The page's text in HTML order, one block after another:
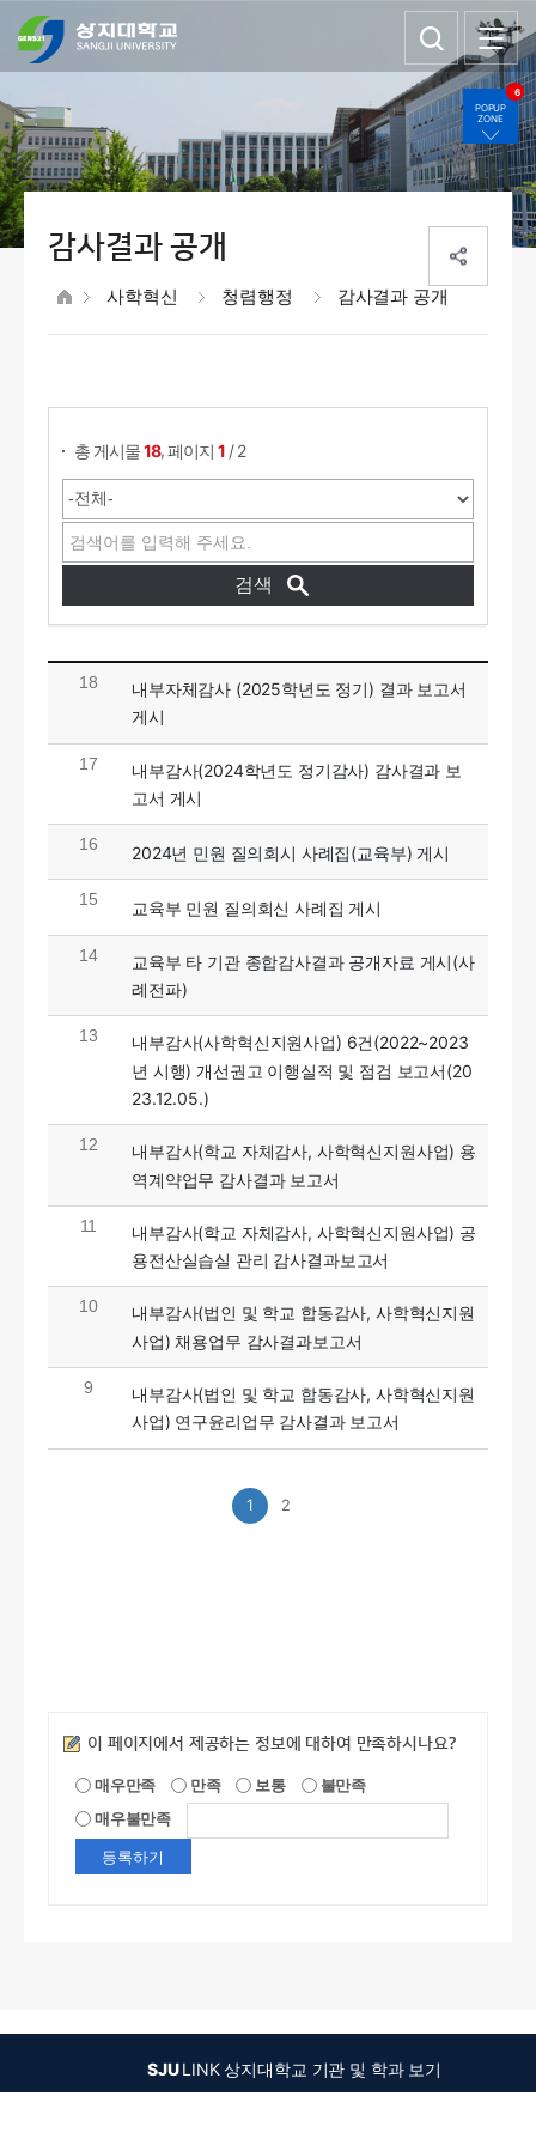
POPUP
ZONE
6
감사결과 공개
사학혁신 청렴행정 감사결과 공개
총 게시물18,페이지1 / 2
18
내부자체감사 (2025학년도 정기) 결과 보고서
게시
17
내부감사(2024학년도 정기감사) 감사결과 보
고서 게시
16 2024년 민원 질의회시 사례집(교육부) 게시
15 교육부 민원 질의회신 사례집 게시
14
교육부 타 기관 종합감사결과 공개자료 게시(사
례전파)
13
내부감사(사학혁신지원사업) 6건(2022~2023
년 시행) 개선권고 이행실적 및 점검 보고서(20
23.12.05.)
12
내부감사(학교 자체감사, 사학혁신지원사업) 용
역계약업무 감사결과 보고서
11
내부감사(학교 자체감사, 사학혁신지원사업) 공
용전산실습실 관리 감사결과보고서
10
내부감사(법인 및 학교 합동감사, 사학혁신지원
사업) 채용업무 감사결과보고서
9
내부감사(법인 및 학교 합동감사, 사학혁신지원
사업) 연구윤리업무 감사결과 보고서
1 2
만족도조사
이 페이지에서 제공하는 정보에 대하여 만족하시나요?
매우만족 만족 보통
불만족
매우불만족
SJU LINK 상지대학교 기관 및 학과 보기